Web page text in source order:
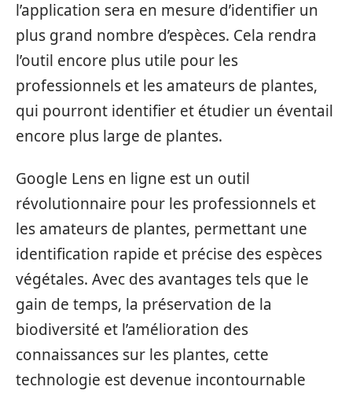
l’application sera en mesure d’identifier un
plus grand nombre d’espèces. Cela rendra
l’outil encore plus utile pour les
professionnels et les amateurs de plantes,
qui pourront identifier et étudier un éventail
encore plus large de plantes.
Google Lens en ligne est un outil
révolutionnaire pour les professionnels et
les amateurs de plantes, permettant une
identification rapide et précise des espèces
végétales. Avec des avantages tels que le
gain de temps, la préservation de la
biodiversité et l’amélioration des
connaissances sur les plantes, cette
technologie est devenue incontournable